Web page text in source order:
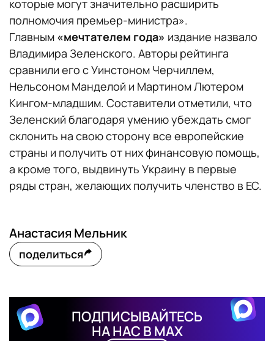
которые могут значительно расширить
полномочия премьер-министра».
Главным «мечтателем года» издание назвало
Владимира Зеленского. Авторы рейтинга
сравнили его с Уинстоном Черчиллем,
Нельсоном Манделой и Мартином Лютером
Кингом-младшим. Составители отметили, что
Зеленский благодаря умению убеждать смог
склонить на свою сторону все европейские
страны и получить от них финансовую помощь,
а кроме того, выдвинуть Украину в первые
ряды стран, желающих получить членство в ЕС.
Анастасия Мельник
поделиться
ПОДПИСЫВАЙТЕСЬ
НА НАС В MAX